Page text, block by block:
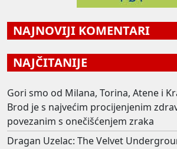
NAJNOVIJI KOMENTARI
NAJČITANIJE
Gori smo od Milana, Torina, Atene i
Brod je s najvećim procijenjenim
povezanim s onečišćenjem zraka
Dragan Uzelac: The Velvet